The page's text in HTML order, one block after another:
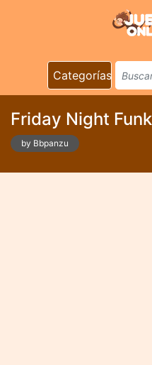
Categorías
Friday Night
by Bbpanzu